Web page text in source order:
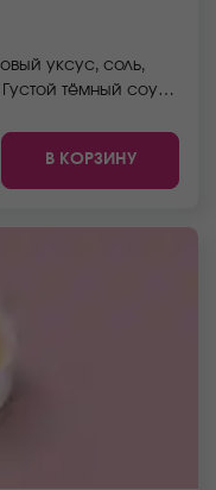
уксус, соль,
тёмный соус
ко всем
В КОРЗИНУ